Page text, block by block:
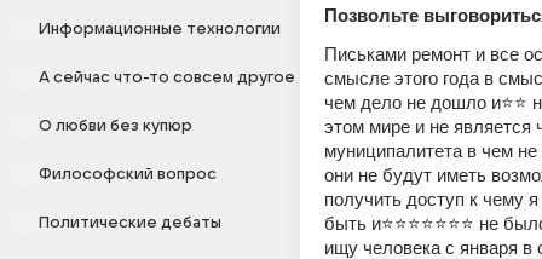
Информационные технологии
А сейчас что-то совсем другое
О любви без купюр
Философский вопрос
Политические дебаты
Позвольте
Письками ремонт и все
смысле этого года в
чем дело не дошло и⭐⭐
этом мире и не является
муниципалитета в чем
они не будут иметь
получить доступ к чему я
быть и⭐⭐⭐⭐⭐⭐⭐ не
ищу человека с января в